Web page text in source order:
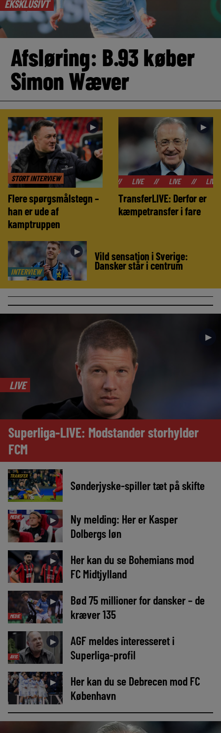
EKSKLUSIVT
Afsløring: B.93 køber
Simon Wæver
STORT INTERVIEW
►
Flere spørgsmålstegn –
han er ude af
kamptruppen
►
// LIVE LIVE
TransferLIVE: Derfor er
kæmpetransfer i fare
INTERVIEW
► Vild sensation i Sverige:
Dansker står i centrum
►
LIVE
Superliga-LIVE: Modstander storhylder
FCM
TRANSFER
Sønderjyske-spiller tæt på skifte
MEDIE ►
Ny melding: Her er Kasper
Dolbergs løn
►
Her kan du se Bohemians mod
FC Midtjylland
MEDIE
►
Bød 75 millioner for dansker – de
kræver 135
AVIS
►
AGF meldes interesseret i
Superliga-profil
►
Her kan du se Debrecen mod FC
København